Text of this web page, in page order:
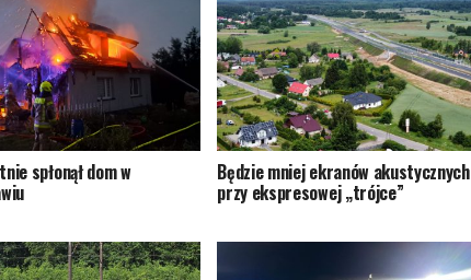
spłonął dom w Będzie mniej ekranów akustycznych
przy ekspresowej „trójce”